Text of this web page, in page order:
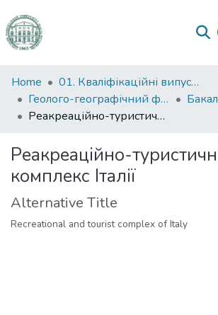
Communities
&
Collections
Statistics
Home
01. Кваліфікаційні випускні роботи здобувачів вищої освіти
Геолого-географічний факультет
Реакреаційно-туристичний комплекс Італії
Реакреаційно-
комплекс Італії
Alternative Title
Recreational and tourist complex of Italy